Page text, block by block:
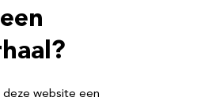
deze website een